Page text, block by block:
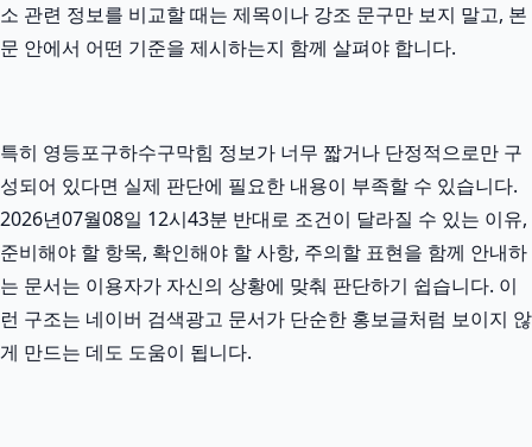
소 관련 정보를 비교할 때는 제목이나 강조 문구만 보지 말고, 본
문 안에서 어떤 기준을 제시하는지 함께 살펴야 합니다.
특히 영등포구하수구막힘 정보가 너무 짧거나 단정적으로만 구
성되어 있다면 실제 판단에 필요한 내용이 부족할 수 있습니다.
2026년07월08일 12시43분 반대로 조건이 달라질 수 있는 이유,
준비해야 할 항목, 확인해야 할 사항, 주의할 표현을 함께 안내하
는 문서는 이용자가 자신의 상황에 맞춰 판단하기 쉽습니다. 이
런 구조는 네이버 검색광고 문서가 단순한 홍보글처럼 보이지 않
게 만드는 데도 도움이 됩니다.